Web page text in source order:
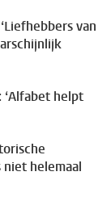
van
helpt
helemaal